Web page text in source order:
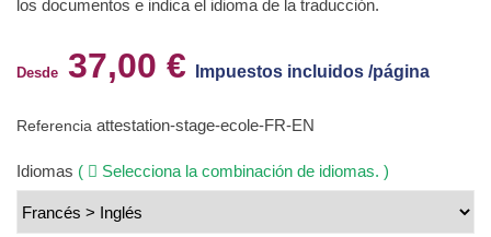
los documentos e indica el idioma de la traducción.
Desde 37,00 € Impuestos incluidos /página
Referencia attestation-stage-ecole-FR-EN
Idiomas ( Selecciona la combinación de idiomas. )